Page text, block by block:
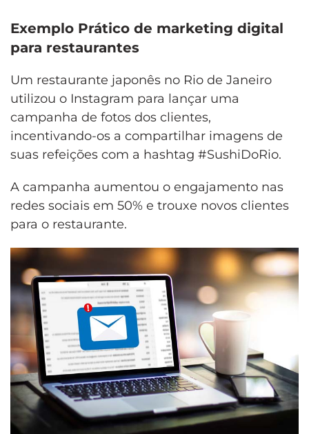
Exemplo Prático de marketing digital
para restaurantes
Um restaurante japonês no Rio de Janeiro
utilizou o Instagram para lançar uma
campanha de fotos dos clientes,
incentivando-os a compartilhar imagens de
suas refeições com a hashtag #SushiDoRio.
A campanha aumentou o engajamento nas
redes sociais em 50% e trouxe novos clientes
para o restaurante.